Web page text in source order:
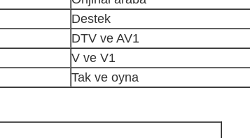
Destek
DTV ve AV1
V ve V1
Tak ve oyna